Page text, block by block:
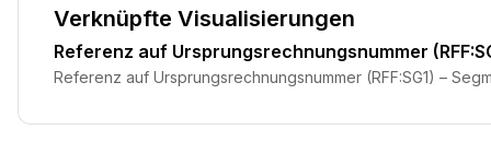
Verknüpfte Visualisierungen
Referenz auf Ursprungsrechnungsnummer
Referenz auf Ursprungsrechnungsnummer (RFF:SG1) –